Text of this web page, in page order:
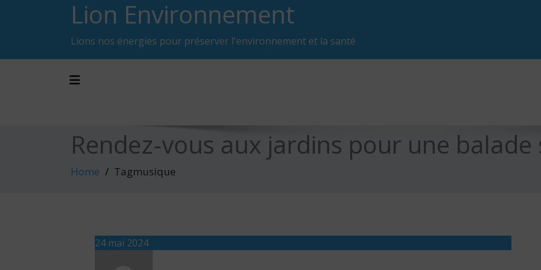
Lion Environnement
Lions nos énergies pour préserver l'environnement et la santé
Toggle navigation
Rendez-vous aux jardins pour une balade
Home Tagmusique
24 mai 2024